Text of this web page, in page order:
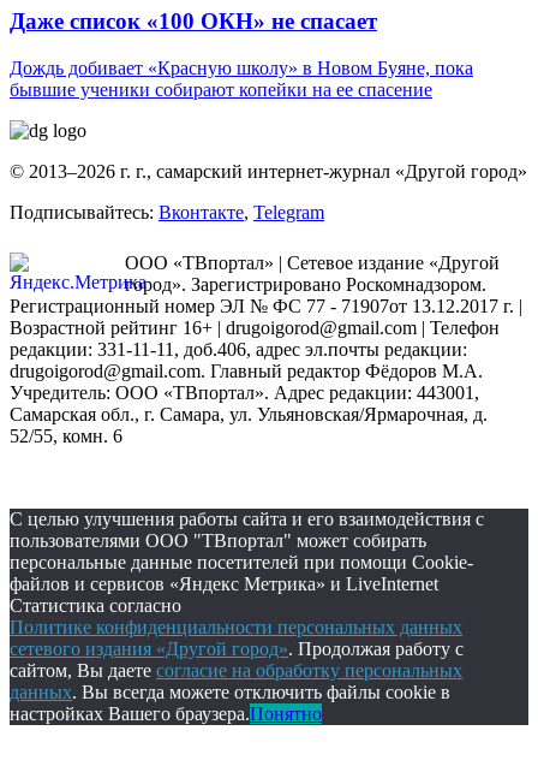
Даже список «100 ОКН» не спасает
Дождь добивает «Красную школу» в Новом Буяне, пока
бывшие ученики собирают копейки на ее спасение
© 2013–2026 г. г., самарский интернет-журнал «Другой город»
Подписывайтесь: Вконтакте, Telegram
ООО «ТВпортал» | Сетевое издание «Другой
город». Зарегистрировано Роскомнадзором.
Регистрационный номер ЭЛ № ФС 77 - 71907от 13.12.2017 г. |
Возрастной рейтинг 16+ | drugoigorod@gmail.com | Телефон
редакции: 331-11-11, доб.406, адрес эл.почты редакции:
drugoigorod@gmail.com. Главный редактор Фёдоров М.А.
Учредитель: ООО «ТВпортал». Адрес редакции: 443001,
Самарская обл., г. Самара, ул. Ульяновская/Ярмарочная, д.
52/55, комн. 6
С целью улучшения работы сайта и его взаимодействия с
пользователями ООО "ТВпортал" может собирать
персональные данные посетителей при помощи Cookie-
файлов и сервисов «Яндекс Метрика» и LiveInternet
Статистика согласно
Политике конфиденциальности персональных данных
сетевого издания «Другой город». Продолжая работу с
сайтом, Вы даете согласие на обработку персональных
данных. Вы всегда можете отключить файлы cookie в
настройках Вашего браузера.Понятно